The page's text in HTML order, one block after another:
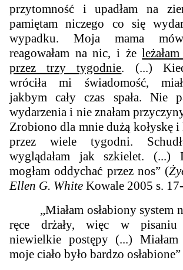
przytomność i upadłam na
pamiętam niczego co się
wypadku. Moja mama
reagowałam na nic, i że
przez trzy tygodnie. (...)
wróciła mi świadomość,
jakbym cały czas spała. Nie
wydarzenia i nie znałam
Zrobiono dla mnie dużą kołyskę i
przez wiele tygodni.
wyglądałam jak szkielet. (...)
mogłam oddychać przez nos” (
Ellen G. White Kowale 2005 s.
„Miałam osłabiony system
ręce drżały, więc w pisaniu
niewielkie postępy (...) Miałam
moje ciało było bardzo